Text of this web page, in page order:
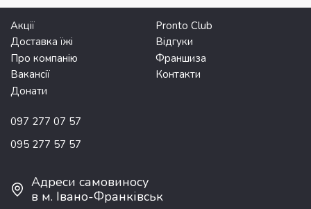
Акції
Pronto Club
Доставка їжі
Відгуки
Про компанію
Франшиза
Вакансії
Контакти
Донати
097 277 07 57
095 277 57 57
Адреси самовиносу
в м. Івано-Франківськ